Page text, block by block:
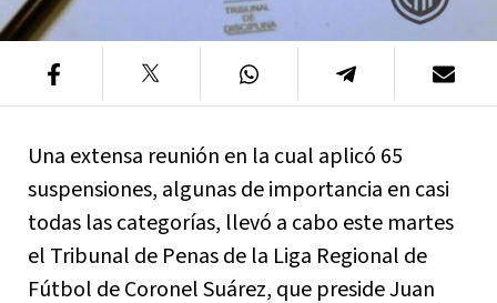
Una extensa reunión en la cual aplicó 65
suspensiones, algunas de importancia en casi
todas las categorías, llevó a cabo este martes
el Tribunal de Penas de la Liga Regional de
Fútbol de Coronel Suárez, que preside Juan